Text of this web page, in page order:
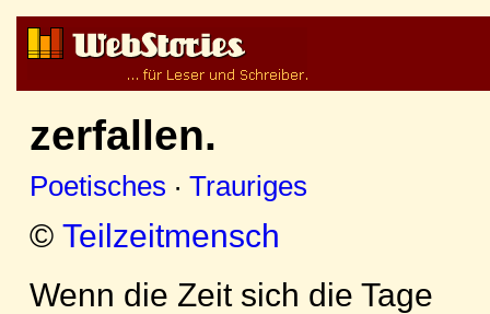
zerfallen.
Poetisches · Trauriges
© Teilzeitmensch
Wenn die Zeit sich die Tage